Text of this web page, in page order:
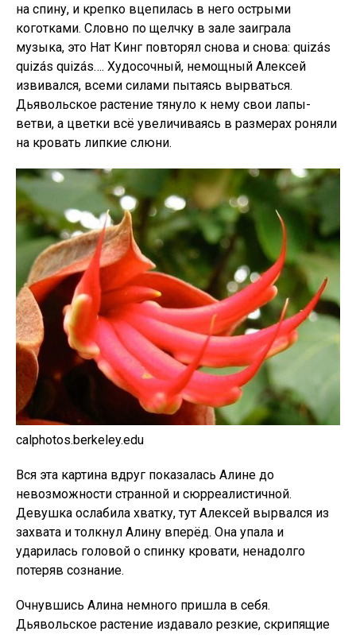
на спину, и крепко вцепилась в него острыми
коготками. Словно по щелчку в зале заиграла
музыка, это Нат Кинг повторял снова и снова: quizás
quizás quizás…. Худосочный, немощный Алексей
извивался, всеми силами пытаясь вырваться.
Дьявольское растение тянуло к нему свои лапы-
ветви, а цветки всё увеличиваясь в размерах роняли
на кровать липкие слюни.
calphotos.berkeley.edu
Вся эта картина вдруг показалась Алине до
невозможности странной и сюрреалистичной.
Девушка ослабила хватку, тут Алексей вырвался из
захвата и толкнул Алину вперёд. Она упала и
ударилась головой о спинку кровати, ненадолго
потеряв сознание.
Очнувшись Алина немного пришла в себя.
Дьявольское растение издавало резкие, скрипящие